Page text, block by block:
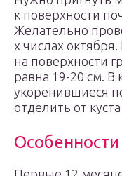
к поверхности
Желательно
х числах
на поверхности
равна 19-20 см. В
укоренившиеся
отделить от
Особенности